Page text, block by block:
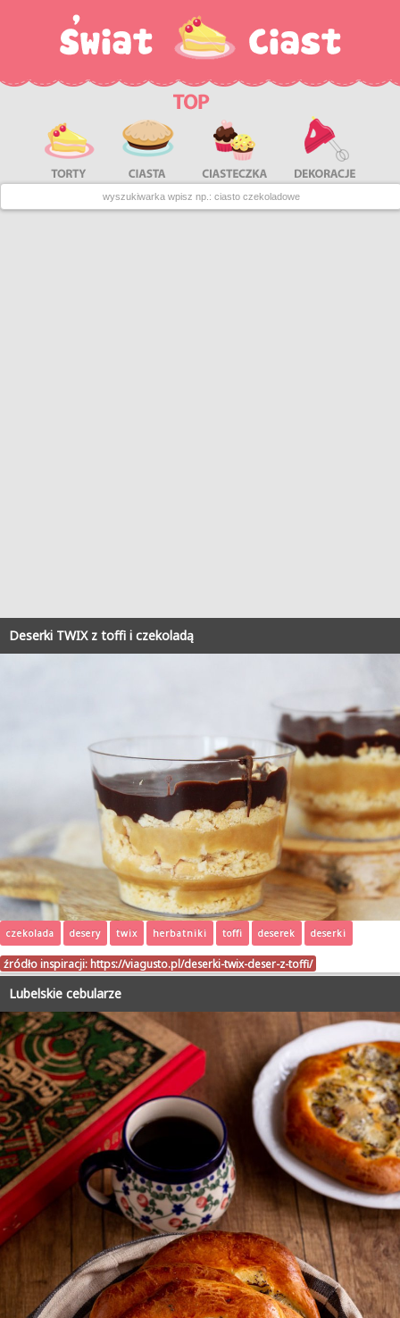
Deserki TWIX z toffi i czekoladą
czekolada desery twix herbatniki toffi deserek deserki
źródło inspiracji: https://viagusto.pl/deserki-twix-deser-z-toffi/
Lubelskie cebularze